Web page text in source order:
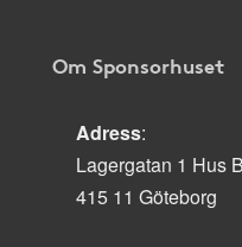
Om Sponsorhuset
Adress:
Lagergatan 1 Hus
415 11 Göteborg